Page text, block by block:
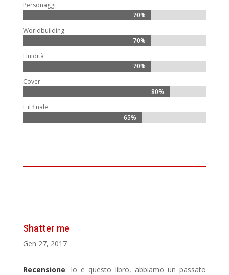
Personaggi
70%
70%
Worldbuilding
70%
70%
Fluidità
70%
70%
Cover
80%
80%
E il finale
65%
65%
Shatter me
Gen 27, 2017
Recensione: Io e questo libro, abbiamo un passato